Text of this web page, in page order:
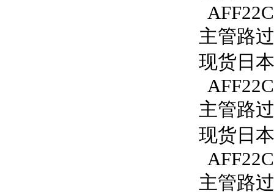
主管路
现货日
主管路
现货日
主管路